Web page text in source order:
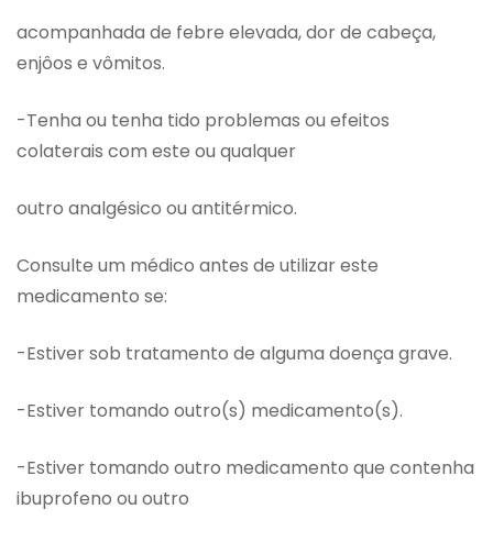
acompanhada de febre elevada, dor de cabeça,
enjôos e vômitos.
-Tenha ou tenha tido problemas ou efeitos
colaterais com este ou qualquer
outro analgésico ou antitérmico.
Consulte um médico antes de utilizar este
medicamento se:
-Estiver sob tratamento de alguma doença grave.
-Estiver tomando outro(s) medicamento(s).
-Estiver tomando outro medicamento que contenha
ibuprofeno ou outro